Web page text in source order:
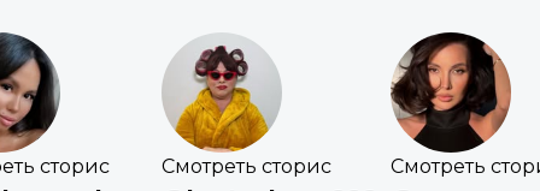
сторис Смотреть сторис Смотреть